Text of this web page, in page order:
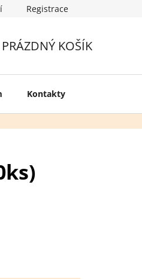
Registrace
PRÁZDNÝ KOŠÍK
Kontakty